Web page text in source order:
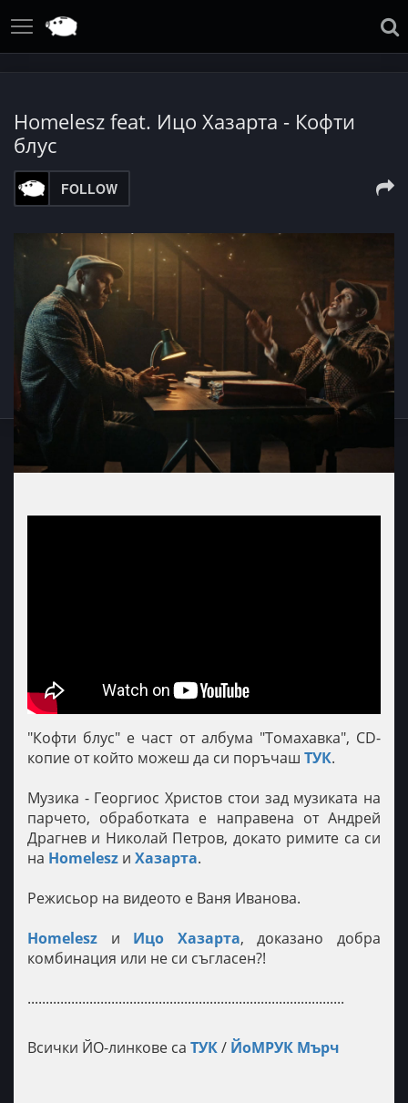
Homelesz feat. Ицо Хазарта - Кофти
блус
FOLLOW
"Кофти блус" е част от албума "Томахавка", CD-
копие от който можеш да си поръчаш ТУК.
Музика - Георгиос Христов стои зад музиката на
парчето, обработката е направена от Андрей
Драгнев и Николай Петров, докато римите са си
на Homelesz и Хазарта.
Режисьор на видеото е Ваня Иванова.
Homelesz и Ицо Хазарта, доказано добра
комбинация или не си съгласен?!
.......................................................................................
Всички ЙО-линкове са ТУК/ ЙоМРУК Мърч